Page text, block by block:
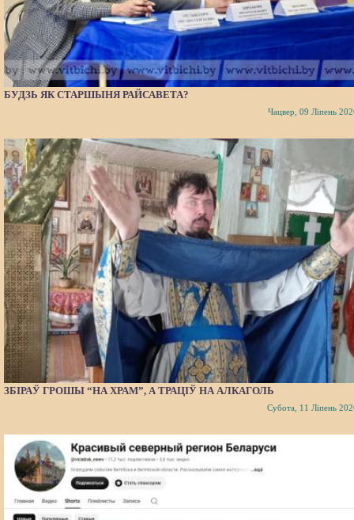
БУДЗЬ ЯК СТАРШЫНЯ РАЙСАВЕТА?
Чацвер, 09 Ліпень
ЗБІРАЎ ГРОШЫ “НА ХРАМ”, А ТРАЦІЎ НА АЛКАГОЛЬ
Субота, 11 Ліпень